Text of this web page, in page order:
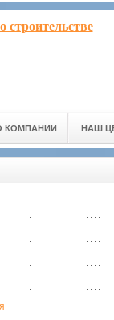
КОМПАНИИ НАШ